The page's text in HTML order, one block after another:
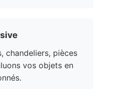
chandeliers, pièces
vos objets en